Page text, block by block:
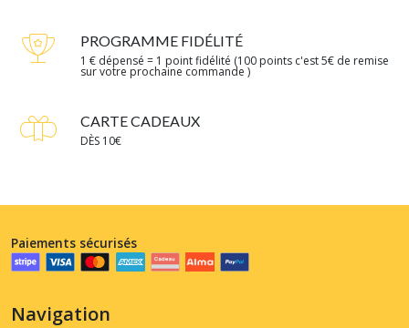
PROGRAMME FIDÉLITÉ
1 € dépensé = 1 point fidélité (100 points c'est 5€ de remise
sur votre prochaine commande )
CARTE CADEAUX
DÈS 10€
Paiements sécurisés
Navigation